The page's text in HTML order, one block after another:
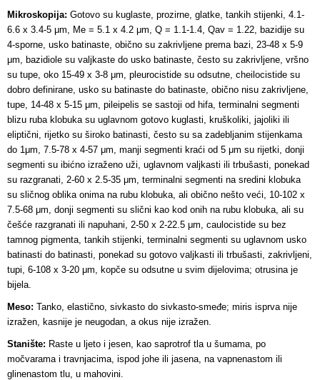
Mikroskopija: Gotovo su kuglaste, prozirne, glatke, tankih stijenki, 4.1-
6.6 x 3.4-5 μm, Me = 5.1 x 4.2 μm, Q = 1.1-1.4, Qav = 1.22, bazidije su
4-sporne, usko batinaste, obično su zakrivljene prema bazi, 23-48 x 5-9
μm, bazidiole su valjkaste do usko batinaste, često su zakrivljene, vršno
su tupe, oko 15-49 x 3-8 μm, pleurocistide su odsutne, cheilocistide su
dobro definirane, usko su batinaste do batinaste, obično nisu zakrivljene,
tupe, 14-48 x 5-15 μm, pileipelis se sastoji od hifa, terminalni segmenti
blizu ruba klobuka su uglavnom gotovo kuglasti, kruškoliki, jajoliki ili
eliptični, rijetko su široko batinasti, često su sa zadebljanim stijenkama
do 1μm, 7.5-78 x 4-57 μm, manji segmenti kraći od 5 μm su rijetki, donji
segmenti su ibićno izraženo uži, uglavnom valjkasti ili trbušasti, ponekad
su razgranati, 2-60 x 2.5-35 μm, terminalni segmenti na sredini klobuka
su sličnog oblika onima na rubu klobuka, ali obično nešto veći, 10-102 x
7.5-68 μm, donji segmenti su slični kao kod onih na rubu klobuka, ali su
češće razgranati ili napuhani, 2-50 x 2-22.5 μm, caulocistide su bez
tamnog pigmenta, tankih stijenki, terminalni segmenti su uglavnom usko
batinasti do batinasti, ponekad su gotovo valjkasti ili trbušasti, zakrivljeni,
tupi, 6-108 x 3-20 μm, kopče su odsutne u svim dijelovima; otrusina je
bijela.
Meso: Tanko, elastično, sivkasto do sivkasto-smeđe; miris isprva nije
izražen, kasnije je neugodan, a okus nije izražen.
Stanište: Raste u ljeto i jesen, kao saprotrof tla u šumama, po
močvarama i travnjacima, ispod johe ili jasena, na vapnenastom ili
glinenastom tlu, u mahovini.